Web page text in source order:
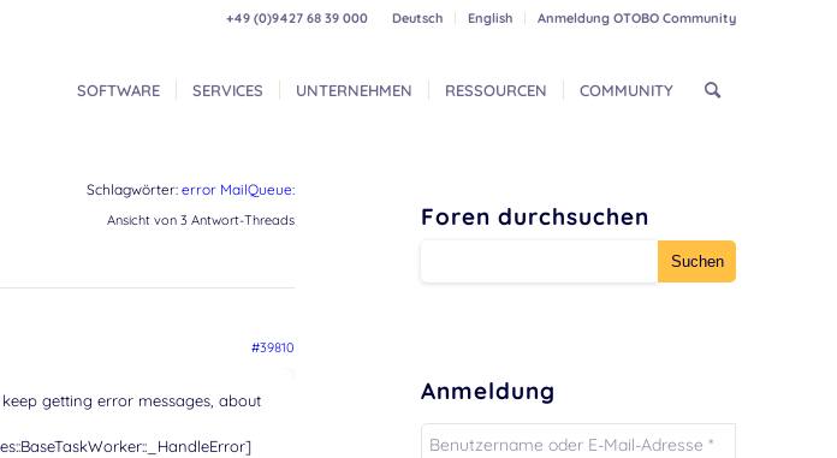
Deutsch English Anmeldung OTOBO Community
+49 (0)9427 68 39 000
SOFTWARE SERVICES UNTERNEHMEN RESSOURCEN COMMUNITY
Schlagwörter: error MailQueue:
Ansicht von 3 Antwort-Threads
#39810
getting error messages, about
Foren durchsuchen
Anmeldung